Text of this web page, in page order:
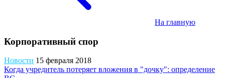
На главную
Корпоративный спор
Новости 15 февраля 2018
Когда учредитель потеряет вложения в "дочку": определение